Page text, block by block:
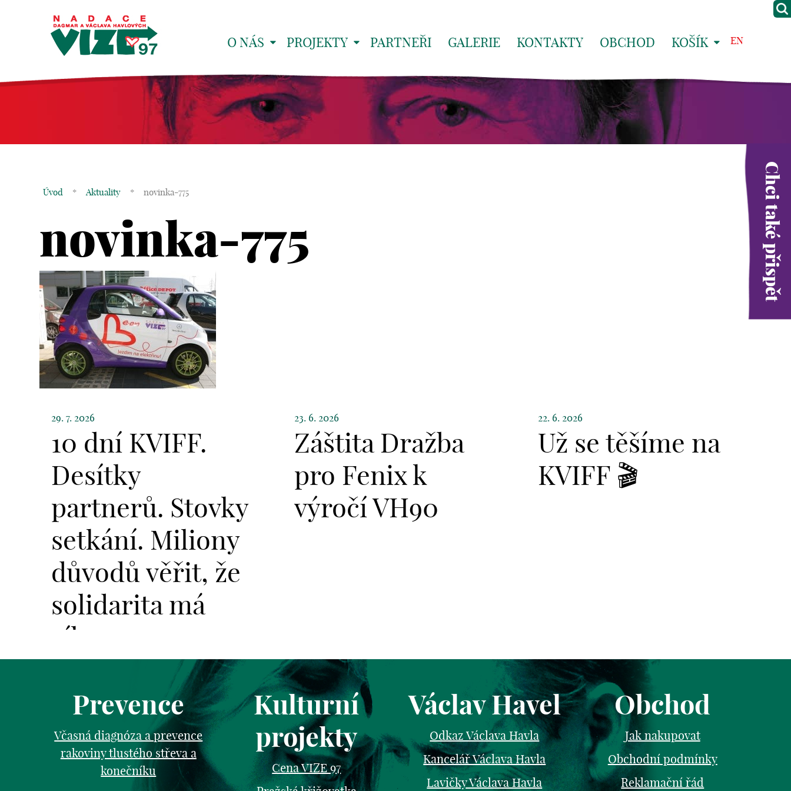
O NÁS PROJEKTY PARTNEŘI GALERIE KONTAKTY OBCHOD KOŠÍK EN
Chci také přispět
Úvod * Aktuality * novinka-775
novinka-775
29. 7. 2026
10 dní KVIFF.
Desítky
partnerů. Stovky
setkání. Miliony
důvodů věřit, že
solidarita má
sílu.
23. 6. 2026
Záštita Dražba
pro Fenix k
výročí VH90
22. 6. 2026
Už se těšíme na
KVIFF 🎬
Prevence
Včasná diagnóza a prevence
rakoviny tlustého střeva a
konečníku
Kulturní
projekty
Cena VIZE 97
Václav Havel
Odkaz Václava Havla
Kancelář Václava Havla
Lavičky Václava Havla
Obchod
Jak nakupovat
Obchodní podmínky
Reklamační řád